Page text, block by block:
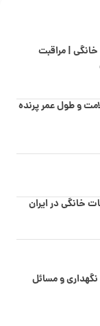
| مراقبت
و طول عمر پرنده
خانگی در ایران
و مسائل